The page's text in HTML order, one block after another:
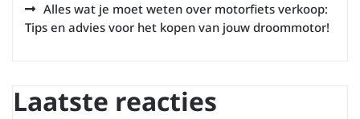
Alles wat je moet weten over motorfiets verkoop:
Tips en advies voor het kopen van jouw droommotor!
Laatste reacties